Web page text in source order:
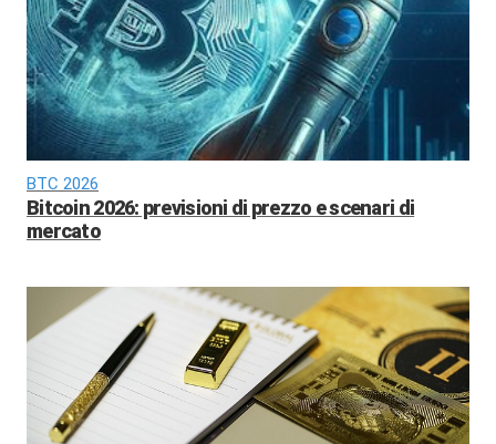
BTC 2026
Bitcoin 2026: previsioni di prezzo e scenari di
mercato